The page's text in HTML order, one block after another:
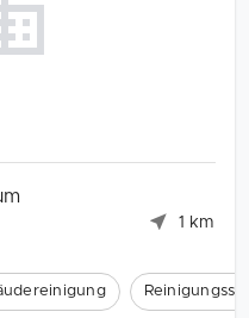
1 km